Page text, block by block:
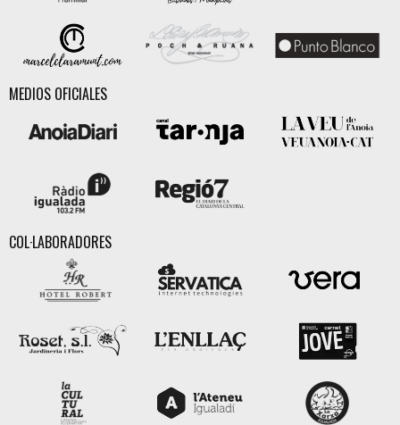
MEDIOS OFICIALES
COL·LABORADORES